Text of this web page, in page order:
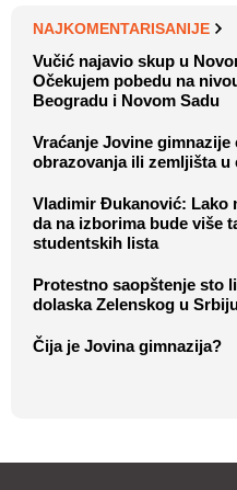
NAJKOMENTARISANIJE
Vučić najavio skup u
Očekujem pobedu na
Beogradu i Novom Sadu
Vraćanje Jovine
obrazovanja ili zemljišta u
Vladimir Đukanović: Lako
da na izborima bude više
studentskih lista
Protestno saopštenje sto
dolaska Zelenskog u
Čija je Jovina gimnazija?